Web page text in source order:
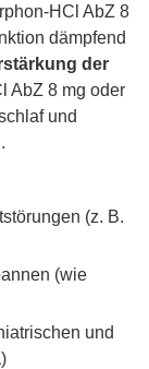
HCl AbZ 8
dämpfend
der
AbZ 8 mg oder
und
(z. B.
(wie
und
)